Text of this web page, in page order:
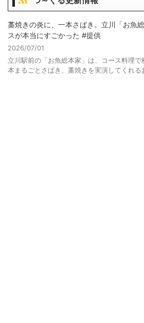
藁焼きの炎に、一本さばき。立川「お魚
スが本当にすごかった #提供
2026/07/01
立川駅前の「お魚総本家」は、コース料理
本まるごとさばき、藁焼きを実演してくれ